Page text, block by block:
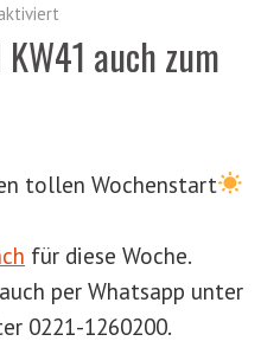
KW41 auch zum
tollen Wochenstart
für diese Woche.
per Whatsapp unter
0221-1260200.